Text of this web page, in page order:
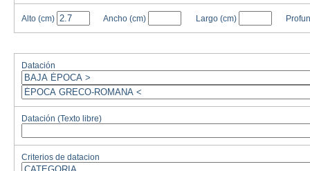
Alto (cm) Ancho (cm) Largo(cm)
Datación
Datación (Texto libre)
Criterios de datacion